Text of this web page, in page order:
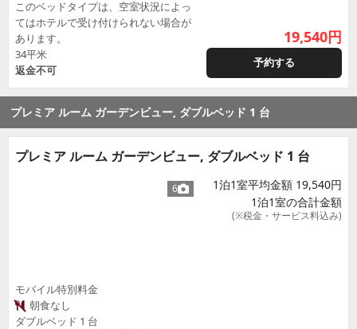
このベッドタイプは、空室状況によっ
てはホテルで受け付けられない場合が
あります。
34平米
返金不可
19,540円
予約する
プレミア ルーム ガーデンビュー, ダブルベッド 1 台
プレミア ルーム ガーデンビュー, ダブルベッド 1 台
6
モバイル特別料金
朝食なし
ダブルベッド 1 台
1泊1室平均金額 19,540円
1泊1室の合計金額
(※税金・サービス料込み)